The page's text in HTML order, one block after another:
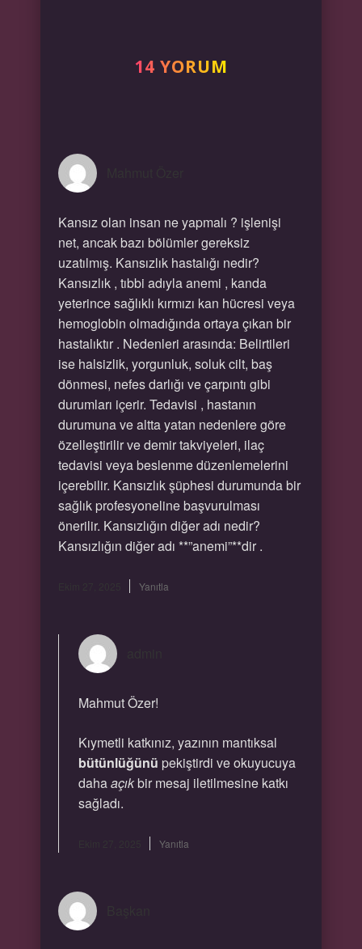
14 YORUM
Kansız olan insan ne yapmalı ? işlenişi
net, ancak bazı bölümler gereksiz
uzatılmış. Kansızlık hastalığı nedir?
Kansızlık , tıbbi adıyla anemi , kanda
yeterince sağlıklı kırmızı kan hücresi veya
hemoglobin olmadığında ortaya çıkan bir
hastalıktır . Nedenleri arasında: Belirtileri
ise halsizlik, yorgunluk, soluk cilt, baş
dönmesi, nefes darlığı ve çarpıntı gibi
durumları içerir. Tedavisi , hastanın
durumuna ve altta yatan nedenlere göre
özelleştirilir ve demir takviyeleri, ilaç
tedavisi veya beslenme düzenlemelerini
içerebilir. Kansızlık şüphesi durumunda bir
sağlık profesyoneline başvurulması
önerilir. Kansızlığın diğer adı nedir?
Kansızlığın diğer adı **”anemi”**dir .
Yanıtla
Mahmut Özer!
Kıymetli katkınız, yazının mantıksal
bütünlüğünü pekiştirdi ve okuyucuya
dahaaçıkbir mesaj iletilmesine katkı
sağladı.
Yanıtla